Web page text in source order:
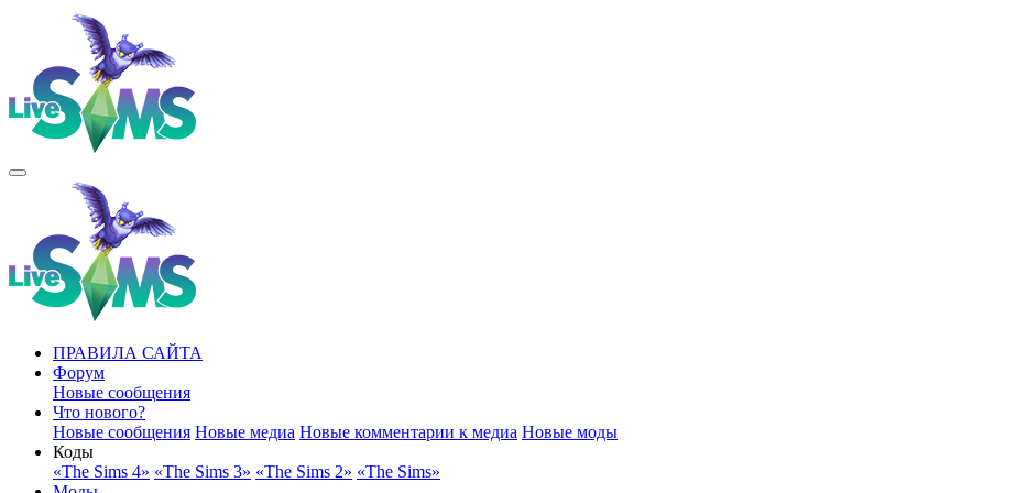
ПРАВИЛА САЙТА
Форум
Новые сообщения
Что нового?
Новые сообщения Новые медиа Новые комментарии к медиа Новые моды
Коды
«The Sims 4» «The Sims 3» «The Sims 2» «The Sims»